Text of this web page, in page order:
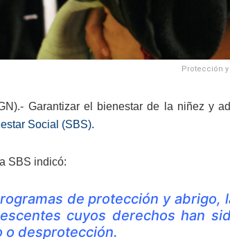
Protección y
Garantizar el bienestar de la niñez y
Social (SBS).
SBS indicó:
de protección y abrigo,
cuyos derechos han
o desprotección.